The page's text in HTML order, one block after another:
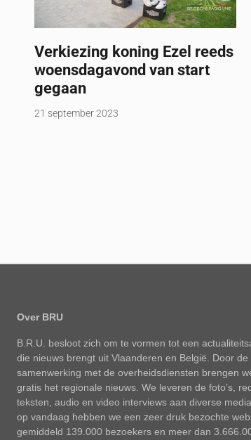
Verkiezing koning Ezel reeds
woensdagavond van start
gegaan
21 september 2023
Over BRU
B.R.U. besloot zich om te vormen tot een
die nieuws brengt uit Vlaanderen en België. Door de
samenwerking met de overheidsdiensten brengen
gratis het regionale nieuws. We leveren de foto’s,
teksten, audio en video interviews aan diverse
op vandaag hebben we een zeer druk bezochte
gemiddeld 139.000 bezoekers en meer dan